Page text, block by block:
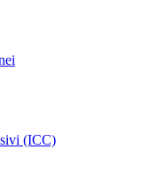
(ICC)